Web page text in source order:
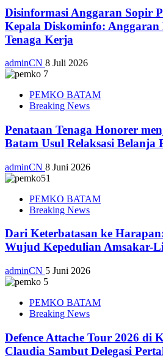
Disinformasi Anggaran Sopir
Kepala Diskominfo: Anggaran
Tenaga Kerja
adminCN 8 Juli 2026
PEMKO BATAM
Breaking News
Penataan Tenaga Honorer
Batam Usul Relaksasi Belanja
adminCN 8 Juni 2026
PEMKO BATAM
Breaking News
Dari Keterbatasan ke
Wujud Kepedulian Amsakar-
adminCN 5 Juni 2026
PEMKO BATAM
Breaking News
Defence Attache Tour 2026 di
Claudia Sambut Delegasi